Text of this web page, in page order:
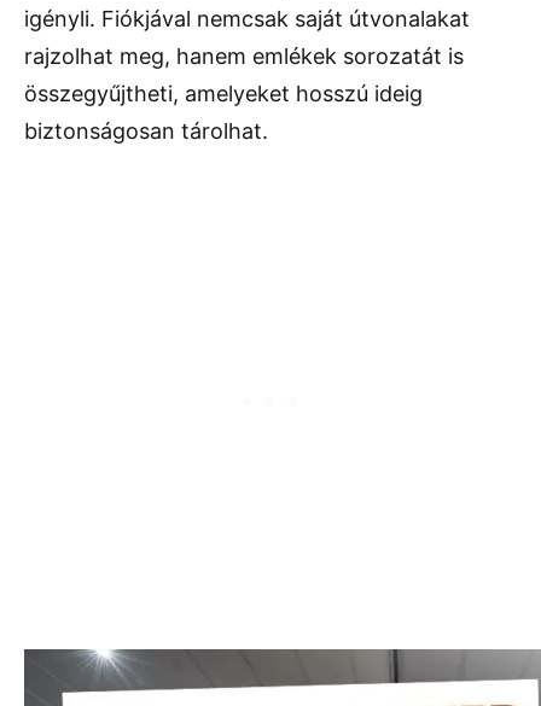
igényli. Fiókjával nemcsak saját útvonalakat
rajzolhat meg, hanem emlékek sorozatát is
összegyűjtheti, amelyeket hosszú ideig
biztonságosan tárolhat.